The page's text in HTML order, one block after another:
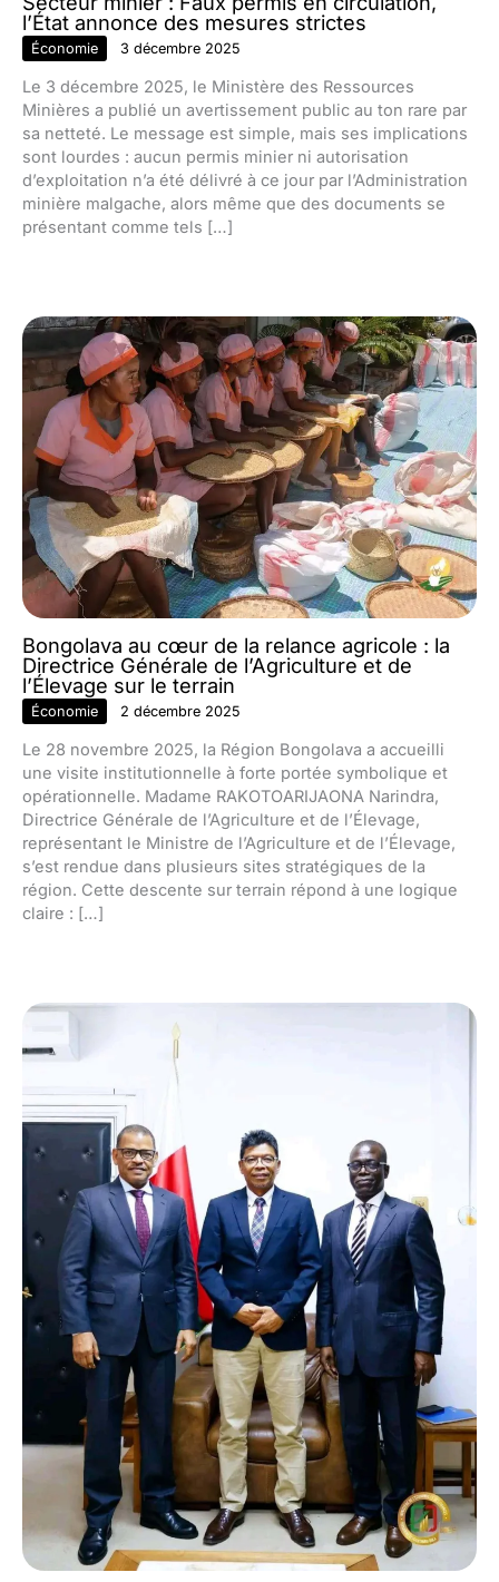
l’État annonce des mesures strictes
Économie 3 décembre 2025
Le 3 décembre 2025, le Ministère des Ressources
Minières a publié un avertissement public au ton rare par
sa netteté. Le message est simple, mais ses implications
sont lourdes : aucun permis minier ni autorisation
d’exploitation n’a été délivré à ce jour par l’Administration
minière malgache, alors même que des documents se
présentant comme tels […]
Bongolava au cœur de la relance agricole : la
Directrice Générale de l’Agriculture et de
l’Élevage sur le terrain
Économie 2 décembre 2025
Le 28 novembre 2025, la Région Bongolava a accueilli
une visite institutionnelle à forte portée symbolique et
opérationnelle. Madame RAKOTOARIJAONA Narindra,
Directrice Générale de l’Agriculture et de l’Élevage,
représentant le Ministre de l’Agriculture et de l’Élevage,
s’est rendue dans plusieurs sites stratégiques de la
région. Cette descente sur terrain répond à une logique
claire : […]